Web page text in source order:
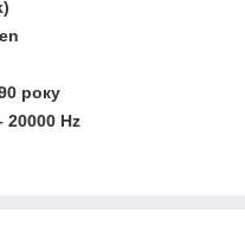
року
20000 Hz